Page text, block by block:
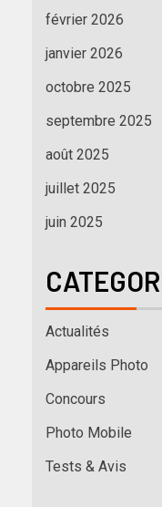
février 2026
janvier 2026
octobre 2025
septembre 2025
août 2025
juillet 2025
juin 2025
Actualités
Appareils Photo
Concours
Photo Mobile
Tests & Avis